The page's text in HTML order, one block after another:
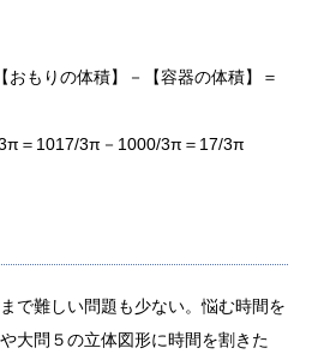
おもりの体積】－【容器の体積】＝
3π＝1017/3π－1000/3π＝17/3π
で難しい問題も少ない。悩む時間を
大問５の立体図形に時間を割きた